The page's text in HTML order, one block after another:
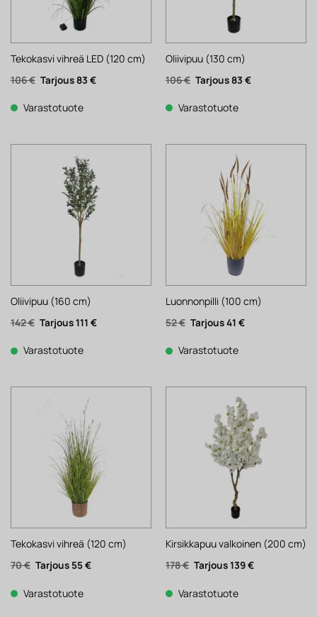
Tekokasvi vihreä LED (120 cm)
106€ Alkuperäinen
hinta
106 €.
83 €Nykyinen
Varastotuote
Oliivipuu (130 cm)
106€ Alkuperäinen
hinta
106 €.
83 €Nykyinen
Varastotuote
Oliivipuu (160 cm)
142€ Alkuperäinen
hinta
142 €.
111 €Nykyinen
Varastotuote
Luonnonpilli (100 cm)
52€ Alkuperäinen
hinta
52 €.
41 €Nykyinen
Varastotuote
Tekokasvi vihreä (120 cm)
70€ Alkuperäinen
hinta
70 €.
55€Nykyinen
Varastotuote
Kirsikkapuu valkoinen (200 cm)
178€ Alkuperäinen
hinta
178 €.
139€Nykyinen
Varastotuote